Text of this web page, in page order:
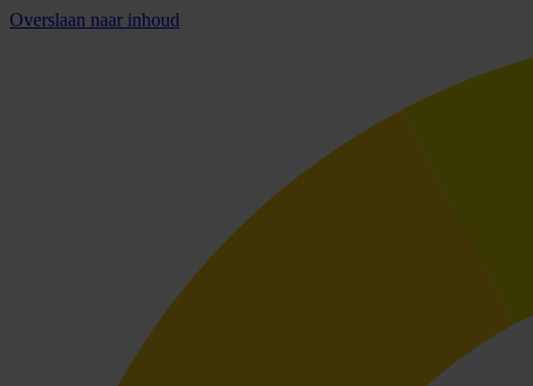
Overslaan naar inhoud